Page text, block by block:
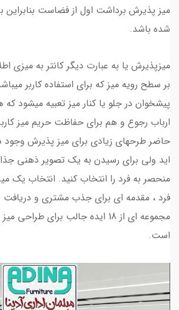
میز پذیرش برداشت اول از فضاست بنابراین
شده باشد.
میزپذیرش یا به عبارت دیگر کانتر به میزی
بر سطح رویه میز که برای استفاده کاربر
پیشخوان در جلو یا کنار میز تعبیه میشود که
ارباب رجوع و هم برای حفاظت حریم میز
حاضر طرحهای زیادی برای میز پذیرش وجود
اید ولی برای رسیدن به یک تصویر ذهنی
منحصر به فرد را انتخاب کنید. انتخاب یک
فرد ، مقدمه ای برای جذب مشتری و
مجموعه ای از 18 ایده جالب برای
است.